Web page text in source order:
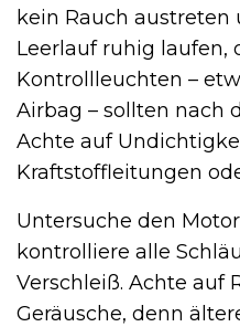
kein Rauch
Leerlauf ruhig laufen,
Kontrollleuchten –
Airbag – sollten nach
Achte auf
Kraftstoffleitungen
Untersuche den
kontrolliere alle
Verschleiß. Achte auf
Geräusche, denn